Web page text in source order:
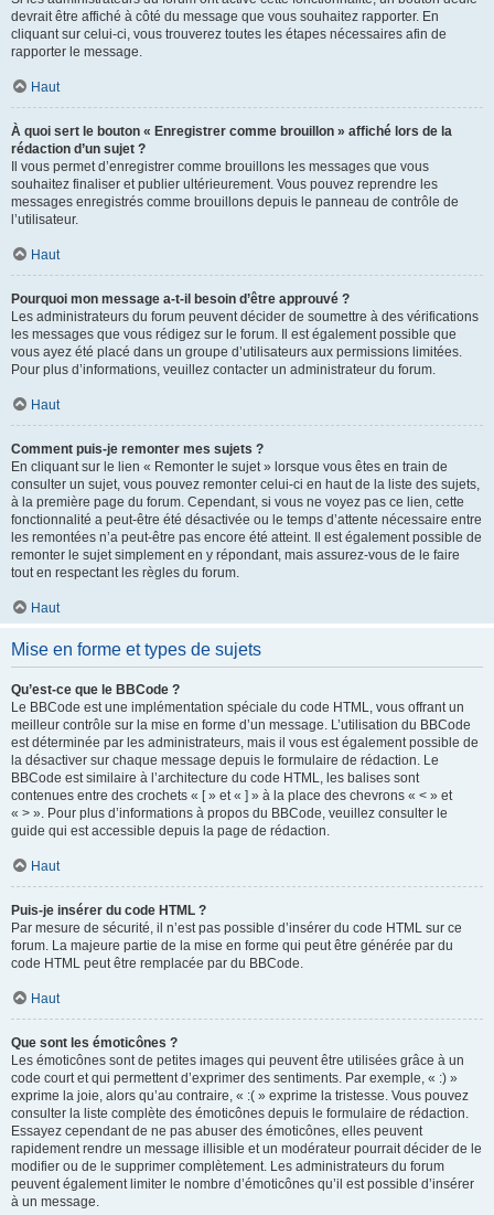
devrait être affiché à côté du message que vous souhaitez rapporter. En
cliquant sur celui-ci, vous trouverez toutes les étapes nécessaires afin de
rapporter le message.
Haut
À quoi sert le bouton « Enregistrer comme brouillon » affiché lors de la
rédaction d’un sujet ?
Il vous permet d’enregistrer comme brouillons les messages que vous
souhaitez finaliser et publier ultérieurement. Vous pouvez reprendre les
messages enregistrés comme brouillons depuis le panneau de contrôle de
l’utilisateur.
Haut
Pourquoi mon message a-t-il besoin d’être approuvé ?
Les administrateurs du forum peuvent décider de soumettre à des vérifications
les messages que vous rédigez sur le forum. Il est également possible que
vous ayez été placé dans un groupe d’utilisateurs aux permissions limitées.
Pour plus d’informations, veuillez contacter un administrateur du forum.
Haut
Comment puis-je remonter mes sujets ?
En cliquant sur le lien « Remonter le sujet » lorsque vous êtes en train de
consulter un sujet, vous pouvez remonter celui-ci en haut de la liste des sujets,
à la première page du forum. Cependant, si vous ne voyez pas ce lien, cette
fonctionnalité a peut-être été désactivée ou le temps d’attente nécessaire entre
les remontées n’a peut-être pas encore été atteint. Il est également possible de
remonter le sujet simplement en y répondant, mais assurez-vous de le faire
tout en respectant les règles du forum.
Haut
Mise en forme et types de sujets
Qu’est-ce que le BBCode ?
Le BBCode est une implémentation spéciale du code HTML, vous offrant un
meilleur contrôle sur la mise en forme d’un message. L’utilisation du BBCode
est déterminée par les administrateurs, mais il vous est également possible de
la désactiver sur chaque message depuis le formulaire de rédaction. Le
BBCode est similaire à l’architecture du code HTML, les balises sont
contenues entre des crochets « [ » et « ] » à la place des chevrons « < » et
« > ». Pour plus d’informations à propos du BBCode, veuillez consulter le
guide qui est accessible depuis la page de rédaction.
Haut
Puis-je insérer du code HTML ?
Par mesure de sécurité, il n’est pas possible d’insérer du code HTML sur ce
forum. La majeure partie de la mise en forme qui peut être générée par du
code HTML peut être remplacée par du BBCode.
Haut
Que sont les émoticônes ?
Les émoticônes sont de petites images qui peuvent être utilisées grâce à un
code court et qui permettent d’exprimer des sentiments. Par exemple, « :) »
exprime la joie, alors qu’au contraire, « :( » exprime la tristesse. Vous pouvez
consulter la liste complète des émoticônes depuis le formulaire de rédaction.
Essayez cependant de ne pas abuser des émoticônes, elles peuvent
rapidement rendre un message illisible et un modérateur pourrait décider de le
modifier ou de le supprimer complètement. Les administrateurs du forum
peuvent également limiter le nombre d’émoticônes qu’il est possible d’insérer
à un message.